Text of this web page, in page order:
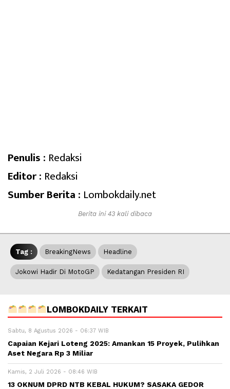
Penulis : Redaksi
Editor : Redaksi
Sumber Berita : Lombokdaily.net
Berita ini 43 kali dibaca
Tag : BreakingNews Headline
Jokowi Hadir Di MotoGP Kedatangan Presiden RI
LOMBOKDAILY TERKAIT
Sabtu, 8 Agustus 2026 - 06:37 WIB
Capaian Kejari Loteng 2025: Amankan 15 Proyek, Pulihkan
Aset Negara Rp 3 Miliar
Kamis, 2 Juli 2026 - 08:46 WIB
13 OKNUM DPRD NTB KEBAL HUKUM? SASAKA GEDOR